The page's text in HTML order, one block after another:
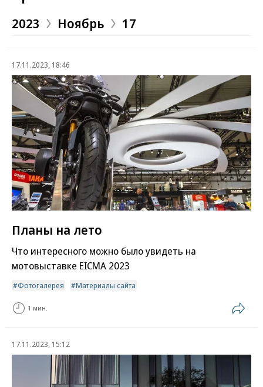
2023 Ноябрь 17
17.11.2023, 18:46
Планы на лето
Что интересного можно было увидеть на
мотовыставке EICMA 2023
Фотогалерея Материалы сайта
1 мин.
17.11.2023, 15:12